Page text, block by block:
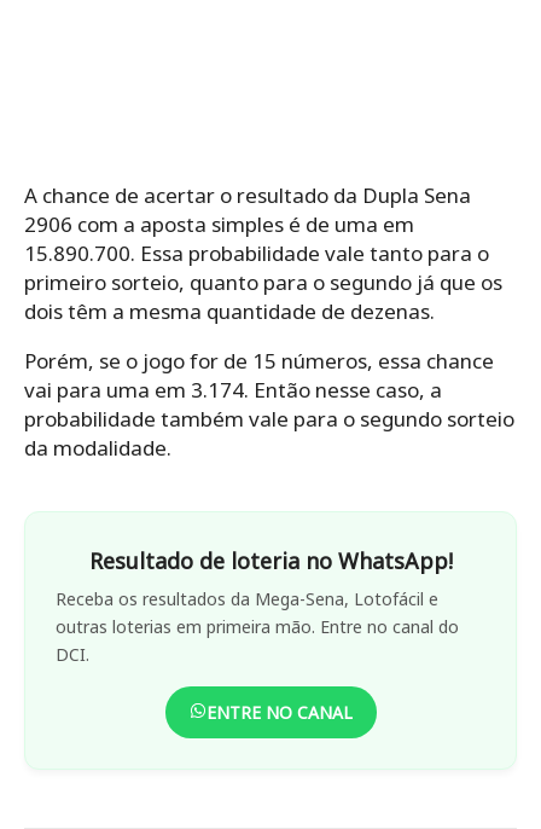
A chance de acertar o resultado da Dupla Sena
2906 com a aposta simples é de uma em
15.890.700. Essa probabilidade vale tanto para o
primeiro sorteio, quanto para o segundo já que os
dois têm a mesma quantidade de dezenas.
Porém, se o jogo for de 15 números, essa chance
vai para uma em 3.174. Então nesse caso, a
probabilidade também vale para o segundo sorteio
da modalidade.
Resultado de loteria no WhatsApp!
Receba os resultados da Mega-Sena, Lotofácil e
outras loterias em primeira mão. Entre no canal do
DCI.
ENTRE NO CANAL